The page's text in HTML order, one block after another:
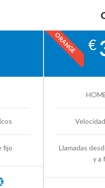
fijo
ORANGE €
Llamadas
y a